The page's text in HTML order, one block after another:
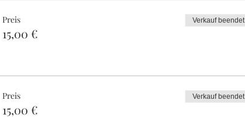
Preis
15,00 €
Verkauf beendet
Preis
15,00 €
Verkauf beendet